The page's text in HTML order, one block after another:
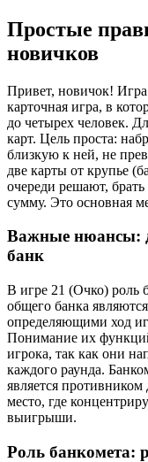
Простые
новичков
Привет, новичок!
карточная игра, в
до четырех человек.
карт. Цель проста:
близкую к ней, не
две карты от крупье
очереди решают,
сумму. Это основная
Важные нюансы:
банк
В игре 21 (Очко) роль
общего банка
определяющими ход
Понимание их
игрока, так как они
каждого раунда.
является
место, где
выигрыши.
Роль банкомета: